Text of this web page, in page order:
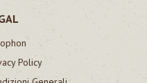
Policy